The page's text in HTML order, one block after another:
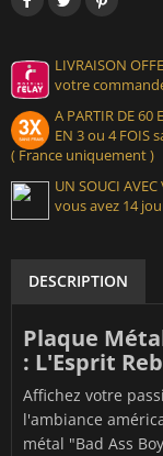
LIVRAISON
votre
A PARTIR DE 60
EN 3 ou 4 FOIS
( France uniquement )
UN SOUCI
vous avez 14
DESCRIPTION
Plaque
: L'Esprit
Affichez votre
l'ambiance
métal "Bad Ass